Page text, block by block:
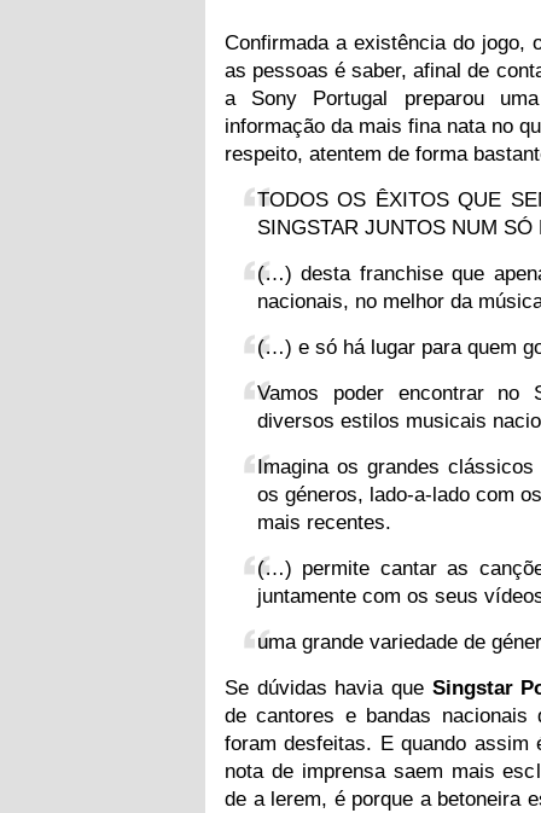
Confirmada a existência do jogo,
as pessoas é saber, afinal de
a Sony Portugal preparou
informação da mais fina nata no
respeito, atentem de forma
TODOS OS ÊXITOS QUE
SINGSTAR JUNTOS NUM SÓ
(…) desta franchise que
nacionais, no melhor da
(…) e só há lugar para quem
Vamos poder encontrar no
diversos estilos musicais
Imagina os grandes
os géneros, lado-a-lado com
mais recentes.
(…) permite cantar as
juntamente com os seus
uma grande variedade de
Se dúvidas havia que Singstar
de cantores e bandas
foram desfeitas. E quando assim
nota de imprensa saem mais
de a lerem, é porque a betoneira